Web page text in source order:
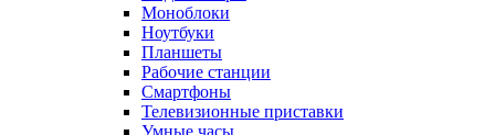
Моноблоки
Ноутбуки
Планшеты
Рабочие станции
Смартфоны
Телевизионные приставки
Умные часы